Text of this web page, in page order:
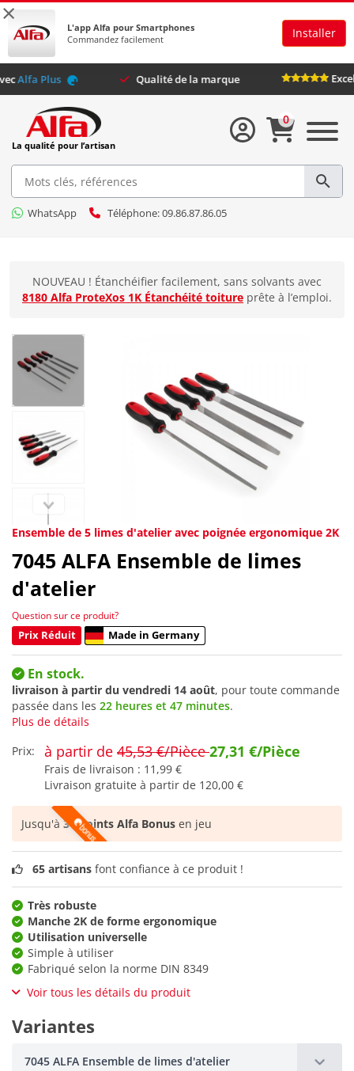
×
L'app Alfa pour Smartphones
Commandez facilement
Installer
avecAlfa Plus Qualité de la marque
La qualité pour l’artisan
WhatsApp Téléphone: 09.86.87.86.05
0
NOUVEAU ! Étanchéifier facilement, sans solvants avec
8180 Alfa ProteXos 1K Étanchéité toiture prête à l’emploi.
Ensemble de 5 limes d'atelier avec poignée ergonomique 2K
7045 ALFA Ensemble de limes
d'atelier
Question sur ce produit?
Prix Réduit
Made in Germany
En stock.
livraison à partir du vendredi 14 août, pour toute commande
passée dans les 22 heures et 47 minutes.
Plus de détails
Prix:
à partir de 45,53 €/Pièce27,31 €/Pièce
Frais de livraison : 11,99 €
Livraison gratuite à partir de 120,00 €
Jusqu'à34 points Alfa Bonus en jeu
65 artisans font confiance à ce produit !
Très robuste
Manche 2K de forme ergonomique
Utilisation universelle
Simple à utiliser
Fabriqué selon la norme DIN 8349
Voir tous les détails du produit
Variantes
7045 ALFA Ensemble de limes d'atelier